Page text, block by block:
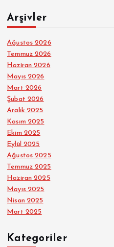
Arşivler
Ağustos 2026
Temmuz 2026
Haziran 2026
Mayıs 2026
Mart 2026
Şubat 2026
Aralık 2025
Kasım 2025
Ekim 2025
Eylül 2025
Ağustos 2025
Temmuz 2025
Haziran 2025
Mayıs 2025
Nisan 2025
Mart 2025
Kategoriler